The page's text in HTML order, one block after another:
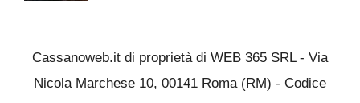
Cassanoweb.it di proprietà di WEB 365 SRL - Via
Nicola Marchese 10, 00141 Roma (RM) - Codice